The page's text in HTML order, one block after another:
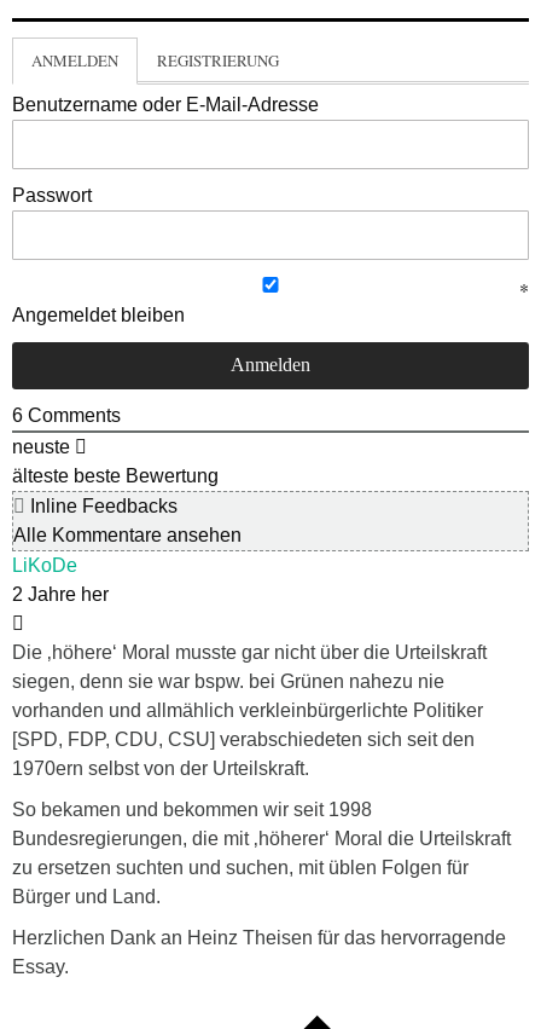
ANMELDEN REGISTRIERUNG
Benutzername oder E-Mail-Adresse
Passwort
Angemeldet bleiben
6 Comments
neuste
älteste beste Bewertung
Inline Feedbacks
Alle Kommentare ansehen
LiKoDe
2 Jahre her
Die ‚höhere‘ Moral musste gar nicht über die Urteilskraft
siegen, denn sie war bspw. bei Grünen nahezu nie
vorhanden und allmählich verkleinbürgerlichte Politiker
[SPD, FDP, CDU, CSU] verabschiedeten sich seit den
1970ern selbst von der Urteilskraft.
So bekamen und bekommen wir seit 1998
Bundesregierungen, die mit ‚höherer‘ Moral die Urteilskraft
zu ersetzen suchten und suchen, mit üblen Folgen für
Bürger und Land.
Herzlichen Dank an Heinz Theisen für das hervorragende
Essay.